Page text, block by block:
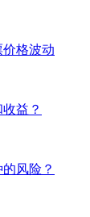
格波动
益？
风险？